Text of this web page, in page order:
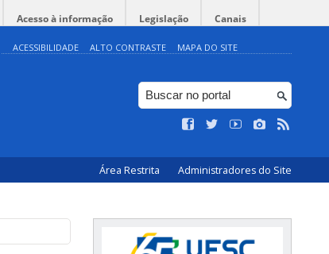
Acesso à informação Legislação Canais
ACESSIBILIDADE ALTO CONTRASTE MAPA DO SITE
Área Restrita Administradores do Site